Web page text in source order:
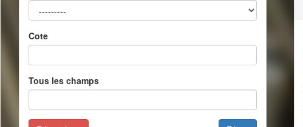
Cote
Tous les champs